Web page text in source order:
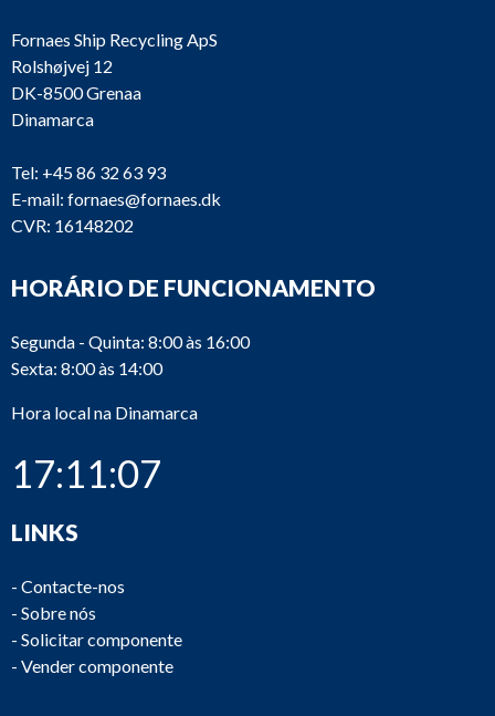
Fornaes Ship Recycling ApS
Rolshøjvej 12
DK-8500 Grenaa
Dinamarca
Tel: +45 86 32 63 93
E-mail: fornaes@fornaes.dk
CVR: 16148202
HORÁRIO DE FUNCIONAMENTO
Segunda - Quinta: 8:00 às 16:00
Sexta: 8:00 às 14:00
Hora local na Dinamarca
17:11:07
LINKS
- Contacte-nos
- Sobre nós
- Solicitar componente
- Vender componente